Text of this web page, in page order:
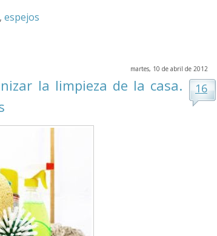
, espejos
martes, 10 de abril de 2012
16
la limpieza de la casa.